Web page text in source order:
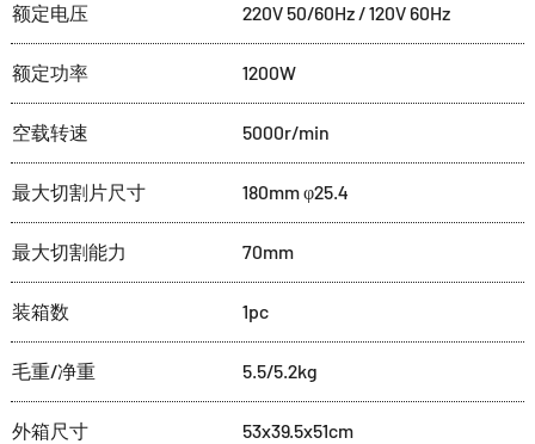
额定电压 220V 50/60Hz / 120V 60Hz
额定功率 1200W
空载转速 5000r/min
最大切割片尺寸 180mm φ25.4
最大切割能力 70mm
装箱数 1pc
毛重/净重 5.5/5.2kg
外箱尺寸 53x39.5x51cm